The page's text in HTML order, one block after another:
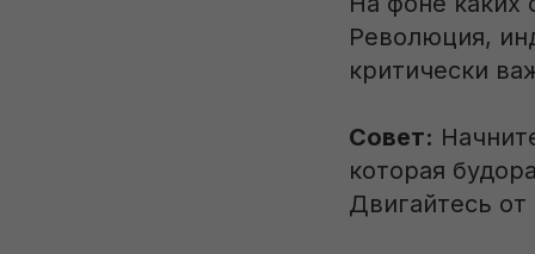
Революция,
критически
Совет:
которая
Двигайтесь